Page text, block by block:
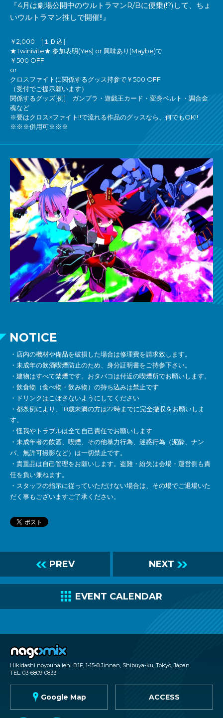
『4月は劇場公開中のウルトラマンR/Bに便乗(!?)して、ちょ
いウルトラマン推しで開催!!』
￥2,000 [１Ｄ込］
★Twinivite★ 参加表明(Yes) or 興味あり(Maybe)で
￥500 OFF
or
クロスファイトに関係するグッス持参で￥500 OFF
（受付でご提示願います）
関係するグッズ[例] ガンプラ・遊戯王カード・変身ベルト・調合金
魂など
※要はクロス×ファイト!!で流れる作品のグッスなら、何でもOK!!
※※※併用可※※※
NOTICE
・店内の機材や備品を破損した場合は修理費を請求致します。
・未成年の飲酒喫煙防止のため、身分証明書をご持参下さい。
・建物はすべて禁煙です。おタバコは付近の喫煙所でお願いします。
・飲食物（食べ物・飲み物）の持ち込みは禁止です
・ドリンクはこぼさないようにしてください
・都条例により、18歳未満の方は22時までに完全撤収をお願いしま
す。
・怪我やトラブルは全て自己責任でお願いします
・未成年者の飲酒、喫煙、その他暴力行為、迷惑行為（泥酔、ナン
パ、無許可撮影など）は一切禁止です。
・貴重品は自己管理をお願いします。盗難・紛失は会場・運営側も責
任を負い兼ねます。
・スタッフの指示に従っていただけない場合は、その場でご退場いた
だく事もございますご了承ください。
L PREV NEXT R
C EVENT CALENDAR
Hikidashi noyouna ieni B1F, 1-15-8 Jinnan, Shibuya-ku, Tokyo, Japan
TEL: 03-6809-0833
G Google Map ACCESS